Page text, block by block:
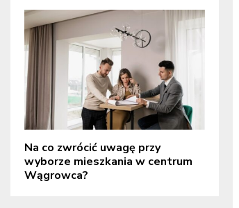
Na co zwrócić uwagę przy
wyborze mieszkania w centrum
Wągrowca?